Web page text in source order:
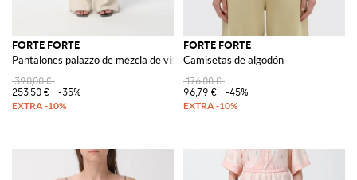
FORTE FORTE
Pantalones palazzo de mezcla de viscosa
390,00 €
253,50 €
-35%
FORTE FORTE
Camisetas de algodón
176,00 €
96,79 €
-45%